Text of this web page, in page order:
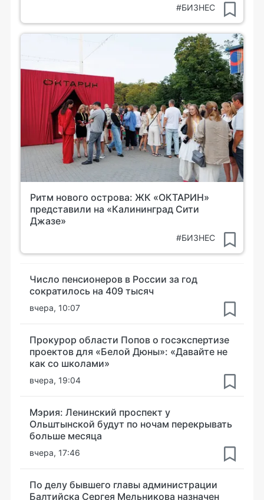
#БИЗНЕС
Ритм нового острова: ЖК «ОКТАРИН»
представили на «Калининград Сити
Джазе»
#БИЗНЕС
Число пенсионеров в России за год
сократилось на 409 тысяч
вчера, 10:07
Прокурор области Попов о госэкспертизе
проектов для «Белой Дюны»: «Давайте не
как со школами»
вчера, 19:04
Мэрия: Ленинский проспект у
Ольштынской будут по ночам перекрывать
больше месяца
вчера, 17:46
По делу бывшего главы администрации
Балтийска Сергея Мельникова назначен